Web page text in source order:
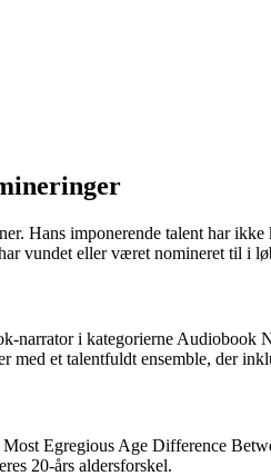
Hans imponerende talent har
vundet eller været nomineret til i
narrator i kategorierne
med et talentfuldt ensemble, der
Egregious Age Difference
20-års aldersforskel.